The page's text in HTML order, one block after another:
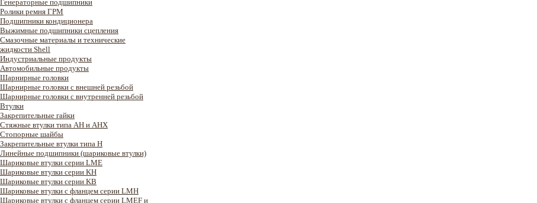
Генераторные подшипники
Ролики ремня ГРМ
Подшипники кондиционера
Выжимные подшипники сцепления
Смазочные материалы и технические
жидкости Shell
Индустриальные продукты
Автомобильные продукты
Шарнирные головки
Шарнирные головки с внешней резьбой
Шарнирные головки с внутренней резьбой
Втулки
Закрепительные гайки
Стяжные втулки типа AH и AHX
Стопорные шайбы
Закрепительные втулки типа H
Линейные подшипники (шариковые втулки)
Шариковые втулки серии LME
Шариковые втулки серии KH
Шариковые втулки серии KB
Шариковые втулки с фланцем серии LMH
Шариковые втулки с фланцем серии LMEF и